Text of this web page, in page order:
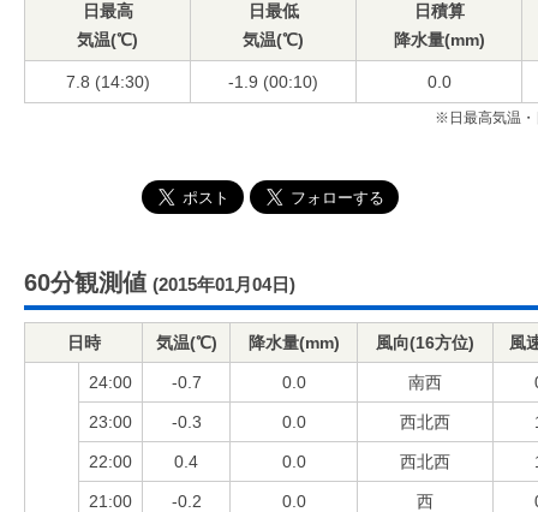
日最高
気温(℃)
日最低
気温(℃)
日積算
降水量(mm)
7.8 (14:30) -1.9 (00:10) 0.0
※日最高気温・
60分観測値 (2015年01月04日)
日時 気温(℃) 降水量(mm) 風向(16方位) 風
24:00 -0.7 0.0 南西
23:00 -0.3 0.0 西北西
22:00 0.4 0.0 西北西
21:00 -0.2 0.0 西